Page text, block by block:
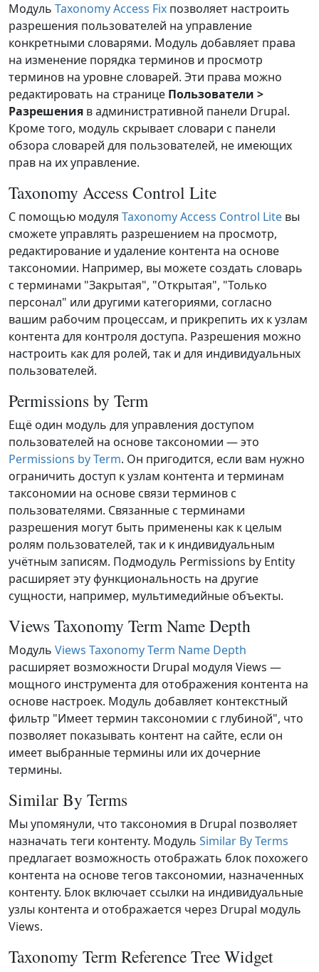
Модуль Taxonomy Access Fix позволяет настроить
разрешения пользователей на управление
конкретными словарями. Модуль добавляет права
на изменение порядка терминов и просмотр
терминов на уровне словарей. Эти права можно
редактировать на странице Пользователи >
Разрешения в административной панели Drupal.
Кроме того, модуль скрывает словари с панели
обзора словарей для пользователей, не имеющих
прав на их управление.
Taxonomy Access Control Lite
С помощью модуля Taxonomy Access Control Lite вы
сможете управлять разрешением на просмотр,
редактирование и удаление контента на основе
таксономии. Например, вы можете создать словарь
с терминами "Закрытая", "Открытая", "Только
персонал" или другими категориями, согласно
вашим рабочим процессам, и прикрепить их к узлам
контента для контроля доступа. Разрешения можно
настроить как для ролей, так и для индивидуальных
пользователей.
Permissions by Term
Ещё один модуль для управления доступом
пользователей на основе таксономии — это
Permissions by Term. Он пригодится, если вам нужно
ограничить доступ к узлам контента и терминам
таксономии на основе связи терминов с
пользователями. Связанные с терминами
разрешения могут быть применены как к целым
ролям пользователей, так и к индивидуальным
учётным записям. Подмодуль Permissions by Entity
расширяет эту функциональность на другие
сущности, например, мультимедийные объекты.
Views Taxonomy Term Name Depth
Модуль Views Taxonomy Term Name Depth
расширяет возможности Drupal модуля Views —
мощного инструмента для отображения контента на
основе настроек. Модуль добавляет контекстный
фильтр "Имеет термин таксономии с глубиной", что
позволяет показывать контент на сайте, если он
имеет выбранные термины или их дочерние
термины.
Similar By Terms
Мы упомянули, что таксономия в Drupal позволяет
назначать теги контенту. Модуль Similar By Terms
предлагает возможность отображать блок похожего
контента на основе тегов таксономии, назначенных
контенту. Блок включает ссылки на индивидуальные
узлы контента и отображается через Drupal модуль
Views.
Taxonomy Term Reference Tree Widget